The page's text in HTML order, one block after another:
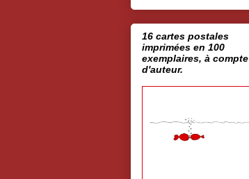
16 cartes postales
imprimées en 100
exemplaires, à compte
d'auteur.